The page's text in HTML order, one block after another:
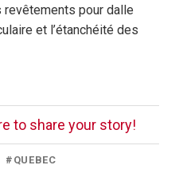
pour dalle
et l’étanchéité des
to share your story!
# QUEBEC